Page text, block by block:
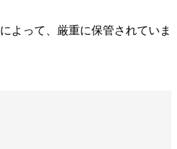
よって、厳重に保管されていま